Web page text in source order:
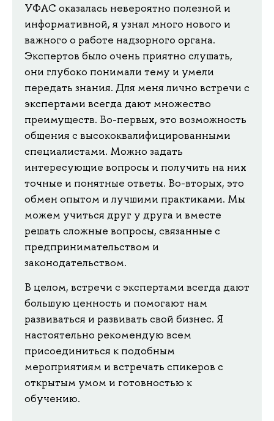
УФАС оказалась невероятно полезной и
информативной, я узнал много нового и
важного о работе надзорного органа.
Экспертов было очень приятно слушать,
они глубоко понимали тему и умели
передать знания. Для меня лично встречи с
экспертами всегда дают множество
преимуществ. Во-первых, это возможность
общения с высококвалифицированными
специалистами. Можно задать
интересующие вопросы и получить на них
точные и понятные ответы. Во-вторых, это
обмен опытом и лучшими практиками. Мы
можем учиться друг у друга и вместе
решать сложные вопросы, связанные с
предпринимательством и
законодательством.
В целом, встречи с экспертами всегда дают
большую ценность и помогают нам
развиваться и развивать свой бизнес. Я
настоятельно рекомендую всем
присоединиться к подобным
мероприятиям и встречать спикеров с
открытым умом и готовностью к
обучению.